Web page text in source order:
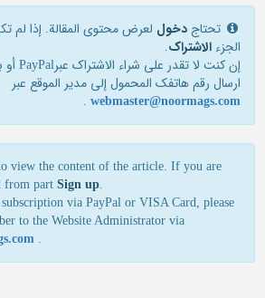
تحتاج دخول لعرض محتوى المقالة. إذا لم
الجزء الاشتراک.
ارسال رقم هاتفك المحمول إلی مدير الموقع عبر
webmaster@noormags.com
.
view the content of the article. If you are
from part Sign up.
via PayPal or VISA Card, please
to the Website Administrator via
.